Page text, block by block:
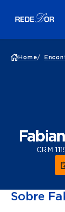
Home/
CRM
Sobre